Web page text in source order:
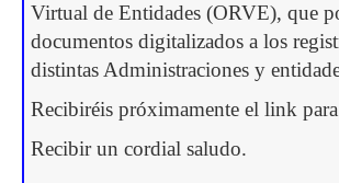
Virtual de Entidades (ORVE), que
documentos digitalizados a los
distintas Administraciones y
Recibiréis próximamente el link
Recibir un cordial saludo.